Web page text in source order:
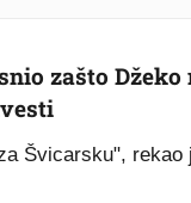
zašto Džeko
Švicarsku", rekao